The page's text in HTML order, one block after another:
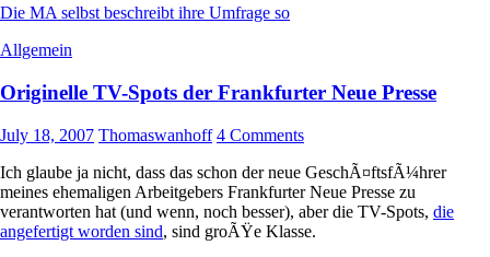
Die MA selbst beschreibt ihre Umfrage so
Allgemein
Originelle TV-Spots der Frankfurter Neue Presse
July 18, 2007 Thomaswanhoff 4 Comments
Ich glaube ja nicht, dass das schon der neue GeschÃ¤ftsfÃ¼hrer
meines ehemaligen Arbeitgebers Frankfurter Neue Presse zu
verantworten hat (und wenn, noch besser), aber die TV-Spots, die
angefertigt worden sind, sind groÃŸe Klasse.